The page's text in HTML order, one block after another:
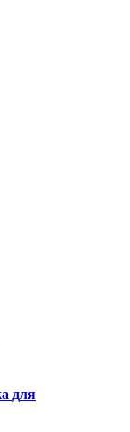
для